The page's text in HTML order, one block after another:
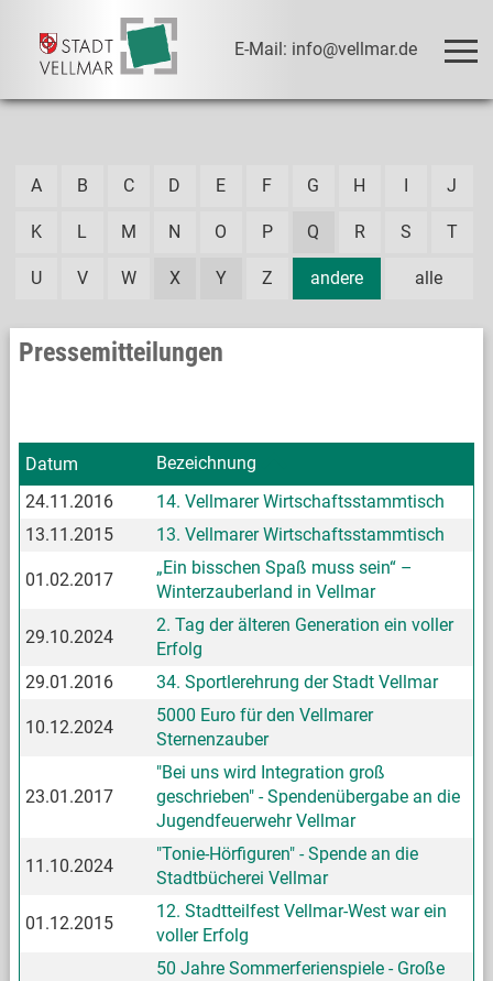
E-Mail: info@vellmar.de
alle
A B C D E F G H I J
K L M N O P Q R S T
U V W X Y Z andere
Pressemitteilungen
Datum
Bezeichnung
24.11.2016
14. Vellmarer Wirtschaftsstammtisch
13.11.2015
13. Vellmarer Wirtschaftsstammtisch
01.02.2017
„Ein bisschen Spaß muss sein“ –
Winterzauberland in Vellmar
29.10.2024
2. Tag der älteren Generation ein voller
Erfolg
29.01.2016
34. Sportlerehrung der Stadt Vellmar
10.12.2024
5000 Euro für den Vellmarer
Sternenzauber
23.01.2017
"Bei uns wird Integration groß
geschrieben" - Spendenübergabe an die
Jugendfeuerwehr Vellmar
11.10.2024
"Tonie-Hörfiguren" - Spende an die
Stadtbücherei Vellmar
01.12.2015
12. Stadtteilfest Vellmar-West war ein
voller Erfolg
50 Jahre Sommerferienspiele - Große